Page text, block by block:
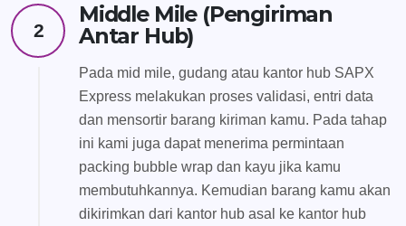
2
Middle Mile (Pengiriman
Antar Hub)
Pada mid mile, gudang atau kantor hub SAPX
Express melakukan proses validasi, entri data
dan mensortir barang kiriman kamu. Pada tahap
ini kami juga dapat menerima permintaan
packing bubble wrap dan kayu jika kamu
membutuhkannya. Kemudian barang kamu akan
dikirimkan dari kantor hub asal ke kantor hub